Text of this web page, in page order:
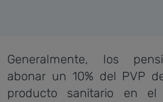
Generalmente, los
abonar un 10% del PVP
producto sanitario en